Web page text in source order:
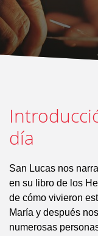
día
San Lucas nos
en su libro de los
de cómo vivieron
María y después
numerosas